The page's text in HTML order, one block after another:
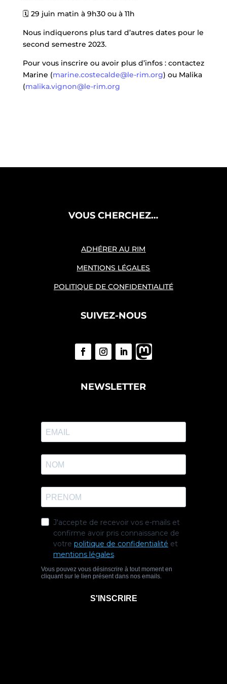
🗓 29 juin matin à 9h30 ou à 11h
Nous indiquerons plus tard d’autres dates pour le
second semestre 2023.
Pour vous inscrire ou avoir plus d’infos : contactez
Marine (marine.costecalde@le-rim.org) ou Malika
(malika.vignon@le-rim.org
VOUS CHERCHEZ…
ADHÉRER AU RIM
MENTIONS LÉGALES
POLITIQUE DE CONFIDENTIALITÉ
SUIVEZ-NOUS
NEWSLETTER